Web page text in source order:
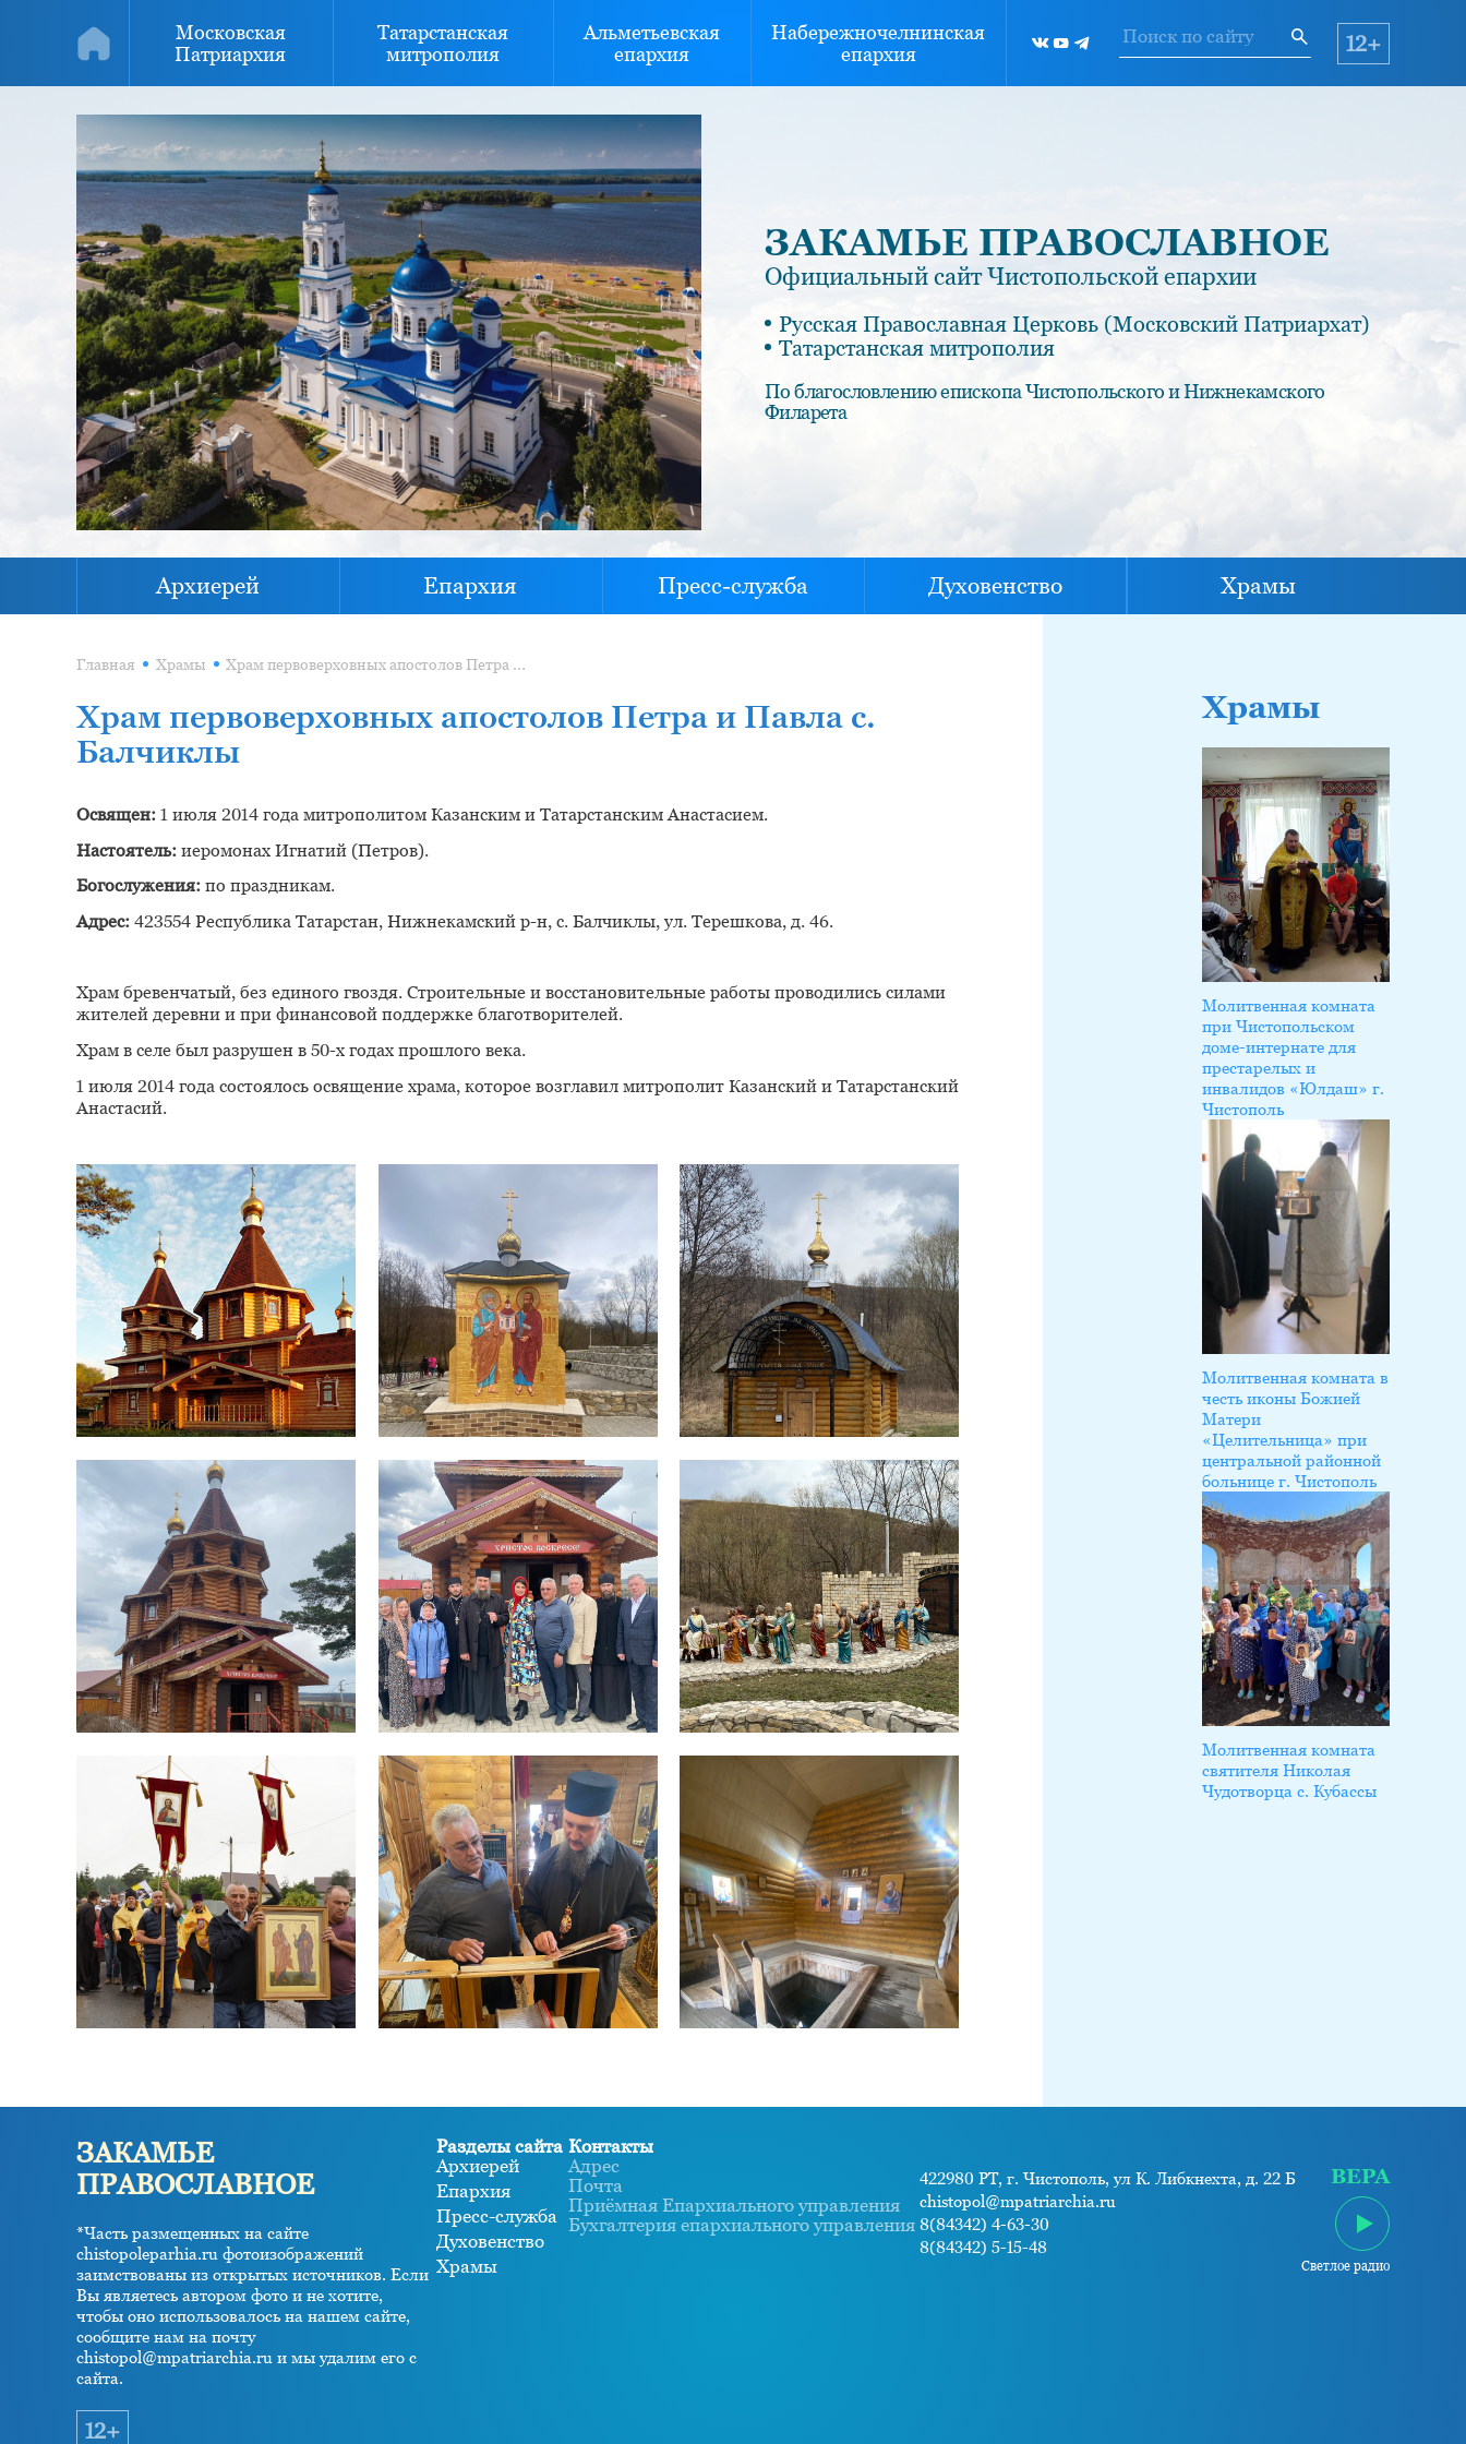
Московская
Патриархия
Татарстанская
митрополия
Альметьевская
епархия
Набережночелнинская
епархия
12+
ЗАКАМЬЕ ПРАВОСЛАВНОЕ
Официальный сайт Чистопольской епархии
Русская Православная Церковь (Московский Патриархат)
Татарстанская митрополия
По благословлению епископа Чистопольского и Нижнекамского
Филарета
Архиерей Епархия Пресс-служба Духовенство Храмы
Главная Храмы Храм первоверховных апостолов Петра и Павла с. Балчиклы
Храм первоверховных апостолов Петра и Павла с.
Балчиклы
Освящен:1 июля 2014 года митрополитом Казанским и Татарстанским Анастасием.
Настоятель: иеромонах Игнатий (Петров).
Богослужения:по праздникам.
Адрес:423554 Республика Татарстан, Нижнекамский р-н, с. Балчиклы, ул. Терешкова, д. 46.
Храм бревенчатый, без единого гвоздя. Строительные и восстановительные работы проводились силами
жителей деревни и при финансовой поддержке благотворителей.
Храм в селе был разрушен в 50-х годах прошлого века.
1 июля 2014 года состоялось освящение храма, которое возглавил митрополит Казанский и Татарстанский
Анастасий.
Храмы
Молитвенная комната
при Чистопольском
доме-интернате для
престарелых и
инвалидов «Юлдаш» г.
Чистополь
Молитвенная комната в
честь иконы Божией
Матери
«Целительница» при
центральной районной
больнице г. Чистополь
Молитвенная комната
святителя Николая
Чудотворца с. Кубассы
ЗАКАМЬЕ
ПРАВОСЛАВНОЕ
*Часть размещенных на сайте
chistopoleparhia.ru фотоизображений
заимствованы из открытых источников. Если
Вы являетесь автором фото и не хотите,
чтобы оно использовалось на нашем сайте,
сообщите нам на почту
chistopol@mpatriarchia.ru и мы удалим его с
сайта.
12+
Разделы сайта
Архиерей
Епархия
Пресс-служба
Духовенство
Храмы
Контакты
Адрес
Почта
Приёмная Епархиального управления
Бухгалтерия епархиального управления
422980 РТ, г. Чистополь, ул К. Либкнехта, д. 22 Б
chistopol@mpatriarchia.ru
8(84342) 4-63-30
8(84342) 5-15-48
ВЕРА
Светлое радио